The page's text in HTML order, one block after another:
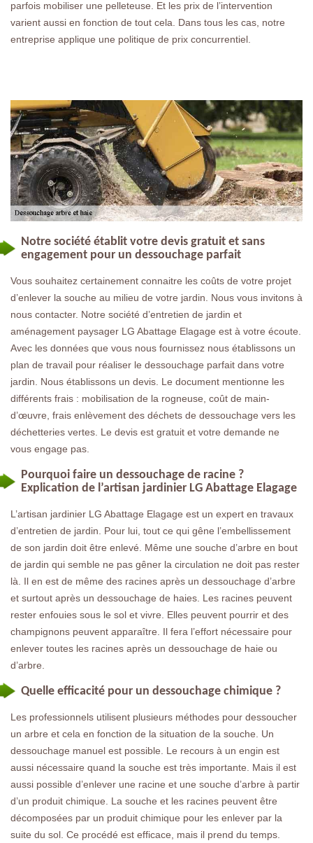
parfois mobiliser une pelleteuse. Et les prix de l’intervention
varient aussi en fonction de tout cela. Dans tous les cas, notre
entreprise applique une politique de prix concurrentiel.
Notre société établit votre devis gratuit et sans
engagement pour un dessouchage parfait
Vous souhaitez certainement connaitre les coûts de votre projet
d’enlever la souche au milieu de votre jardin. Nous vous invitons à
nous contacter. Notre société d’entretien de jardin et
aménagement paysager LG Abattage Elagage est à votre écoute.
Avec les données que vous nous fournissez nous établissons un
plan de travail pour réaliser le dessouchage parfait dans votre
jardin. Nous établissons un devis. Le document mentionne les
différents frais : mobilisation de la rogneuse, coût de main-
d’œuvre, frais enlèvement des déchets de dessouchage vers les
déchetteries vertes. Le devis est gratuit et votre demande ne
vous engage pas.
Pourquoi faire un dessouchage de racine ?
Explication de l’artisan jardinier LG Abattage Elagage
L’artisan jardinier LG Abattage Elagage est un expert en travaux
d’entretien de jardin. Pour lui, tout ce qui gêne l’embellissement
de son jardin doit être enlevé. Même une souche d’arbre en bout
de jardin qui semble ne pas gêner la circulation ne doit pas rester
là. Il en est de même des racines après un dessouchage d’arbre
et surtout après un dessouchage de haies. Les racines peuvent
rester enfouies sous le sol et vivre. Elles peuvent pourrir et des
champignons peuvent apparaître. Il fera l’effort nécessaire pour
enlever toutes les racines après un dessouchage de haie ou
d’arbre.
Quelle efficacité pour un dessouchage chimique ?
Les professionnels utilisent plusieurs méthodes pour dessoucher
un arbre et cela en fonction de la situation de la souche. Un
dessouchage manuel est possible. Le recours à un engin est
aussi nécessaire quand la souche est très importante. Mais il est
aussi possible d’enlever une racine et une souche d’arbre à partir
d’un produit chimique. La souche et les racines peuvent être
décomposées par un produit chimique pour les enlever par la
suite du sol. Ce procédé est efficace, mais il prend du temps.